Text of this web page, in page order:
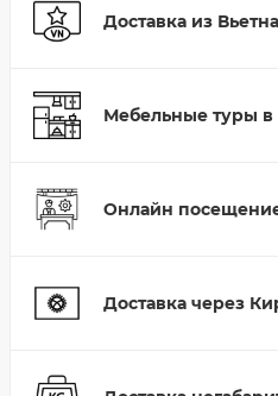
Доставка из
Мебельные туры в
Онлайн
Доставка через